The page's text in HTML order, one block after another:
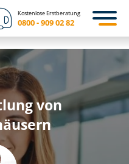
Kostenlose Erstberatung
0800 - 909 02 82
von